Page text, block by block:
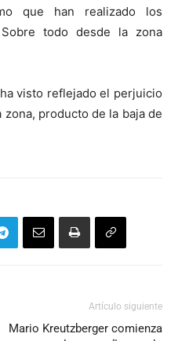
que han realizado los
todo desde la zona
visto reflejado el perjuicio
producto de la baja de
Artículo siguiente
Mario Kreutzberger comienza